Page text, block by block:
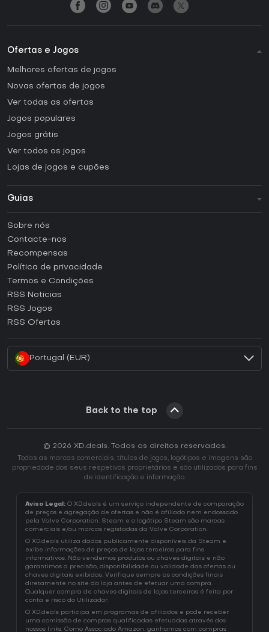
Ofertas e Jogos
Melhores ofertas de jogos
Novas ofertas de jogos
Ver todas as ofertas
Jogos populares
Jogos grátis
Ver todos os jogos
Lojas de jogos e cupões
Guias
Como ativar uma CD Key Steam?
Como ativar uma CD Key Epic Games?
Como ativar uma CD Key GOG?
Como ativar uma CD Key Ubisoft Connect?
Sobre nós
Contacte-nos
Recompensas
Política de privacidade
Termos e Condições
RSS Noticias
RSS Jogos
RSS Ofertas
Portugal (EUR)
Back to the top
© 2026 XD.deals. Todos os direitos reservados.
Todas as marcas comerciais, títulos de jogos, logótipos e imagens são
propriedade dos seus respetivos proprietários e são utilizados para fins
de identificação e informação.
Aviso Legal: O XD.deals é um serviço independente de comparação
de preços e agregação de ofertas e não é afiliado nem endossado
pela Valve Corporation. Steam e o logótipo Steam são marcas
comerciais e/ou marcas registadas da Valve Corporation.
O XD.deals utiliza dados publicamente disponíveis da Steam e
exibe informações de preços de lojas terceiras para fins
informativos. Não vendemos produtos ou chaves digitais e não
garantimos a precisão, disponibilidade ou validade das ofertas ou
chaves digitais exibidas. Verifique sempre as condições finais
diretamente no site da loja antes de efetuar uma compra.
Qualquer compra de chaves digitais de lojas terceiras é feita por
conta e risco do Utilizador.
O XD.deals participa em programas de afiliados e pode receber
uma comissão de compras qualificadas efetuadas através dos
nossos links. Como Associado Amazon, ganhamos com compras